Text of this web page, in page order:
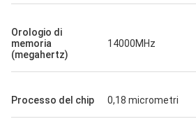
Orologio di
memoria
(megahertz)
14000MHz
Processo del chip 0,18 micrometri